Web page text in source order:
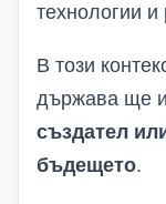
технологии
В този
държава ще
създател
бъдещето.